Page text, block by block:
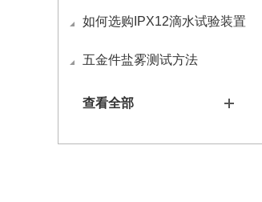
如何选购IPX12滴水试验装置
五金件盐雾测试方法
查看全部